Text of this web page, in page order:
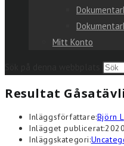
Mitt Konto
Resultat
Inläggsförfattare:Björn
Inlägget publicerat:
Inläggskategori: